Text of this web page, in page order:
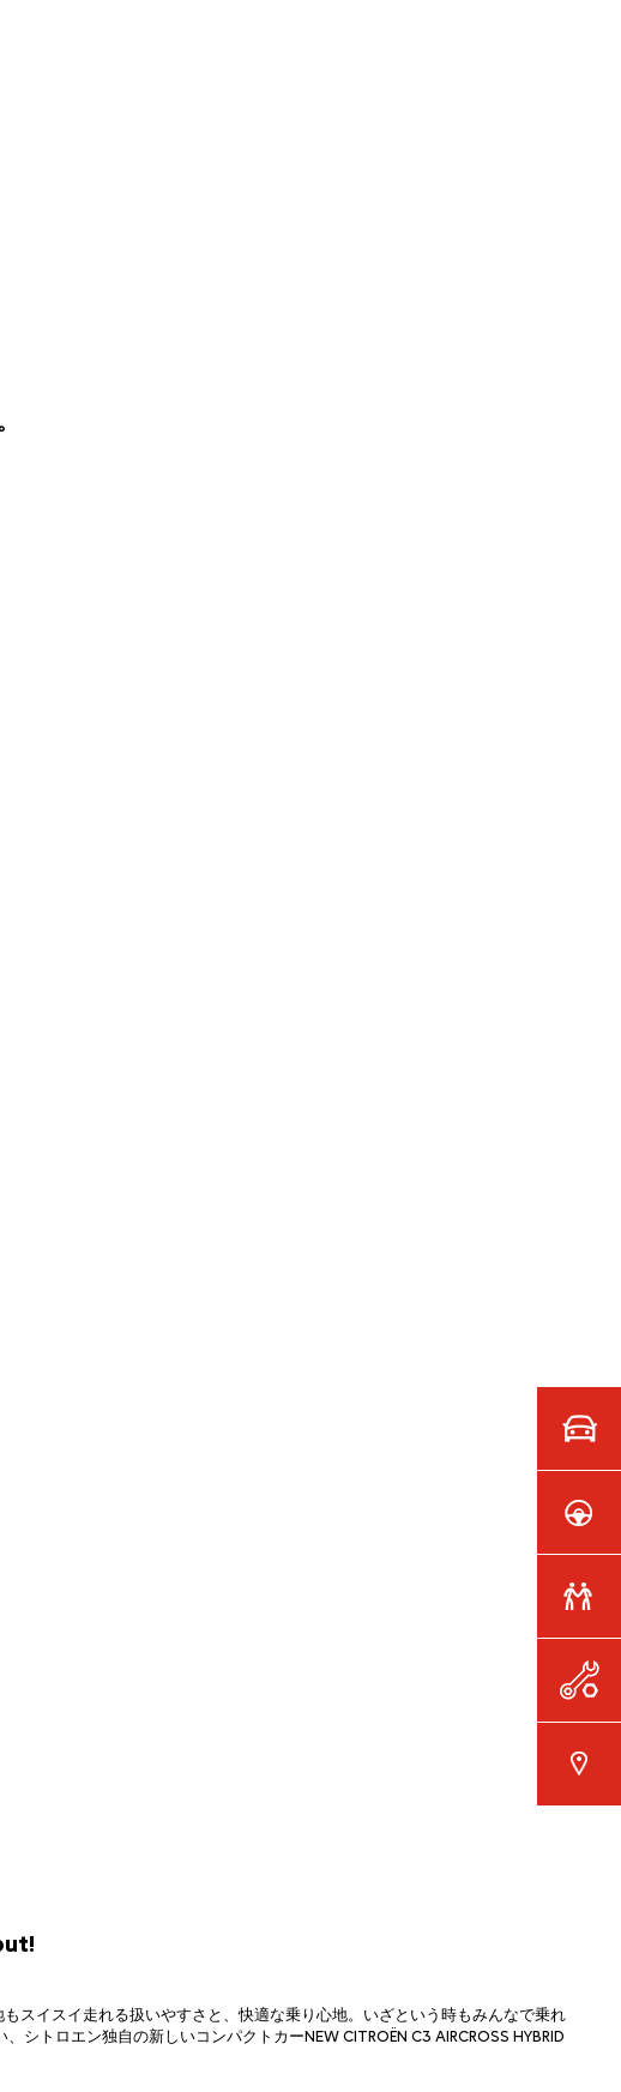
スイスイ走れる扱いやすさと、快適な乗り心地。いざという時もみんなで乗れ
シトロエン独自の新しいコンパクトカーNEW CITROËN C3 AIRCROSS HYBRID